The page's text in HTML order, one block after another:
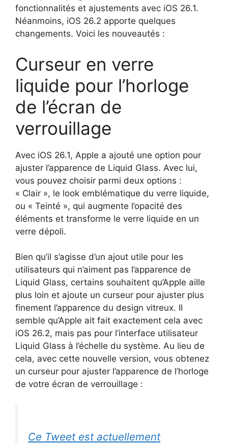
fonctionnalités et ajustements avec iOS 26.1.
Néanmoins, iOS 26.2 apporte quelques
changements. Voici les nouveautés :
Curseur en verre
liquide pour l’horloge
de l’écran de
verrouillage
Avec iOS 26.1, Apple a ajouté une option pour
ajuster l’apparence de Liquid Glass. Avec lui,
vous pouvez choisir parmi deux options :
« Clair », le look emblématique du verre liquide,
ou « Teinté », qui augmente l’opacité des
éléments et transforme le verre liquide en un
verre dépoli.
Bien qu’il s’agisse d’un ajout utile pour les
utilisateurs qui n’aiment pas l’apparence de
Liquid Glass, certains souhaitent qu’Apple aille
plus loin et ajoute un curseur pour ajuster plus
finement l’apparence du design vitreux. Il
semble qu’Apple ait fait exactement cela avec
iOS 26.2, mais pas pour l’interface utilisateur
Liquid Glass à l’échelle du système. Au lieu de
cela, avec cette nouvelle version, vous obtenez
un curseur pour ajuster l’apparence de l’horloge
de votre écran de verrouillage :
Ce Tweet est actuellement